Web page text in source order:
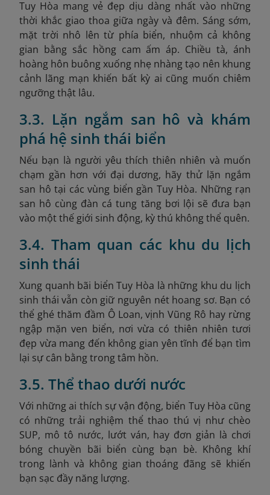
Tuy Hòa mang vẻ đẹp dịu dàng nhất vào những
thời khắc giao thoa giữa ngày và đêm. Sáng sớm,
mặt trời nhô lên từ phía biển, nhuộm cả không
gian bằng sắc hồng cam ấm áp. Chiều tà, ánh
hoàng hôn buông xuống nhẹ nhàng tạo nên khung
cảnh lãng mạn khiến bất kỳ ai cũng muốn chiêm
ngưỡng thật lâu.
3.3. Lặn ngắm san hô và khám
phá hệ sinh thái biển
Nếu bạn là người yêu thích thiên nhiên và muốn
chạm gần hơn với đại dương, hãy thử lặn ngắm
san hô tại các vùng biển gần Tuy Hòa. Những rạn
san hô cùng đàn cá tung tăng bơi lội sẽ đưa bạn
vào một thế giới sinh động, kỳ thú không thể quên.
3.4. Tham quan các khu du lịch
sinh thái
Xung quanh bãi biển Tuy Hòa là những khu du lịch
sinh thái vẫn còn giữ nguyên nét hoang sơ. Bạn có
thể ghé thăm đầm Ô Loan, vịnh Vũng Rô hay rừng
ngập mặn ven biển, nơi vừa có thiên nhiên tươi
đẹp vừa mang đến không gian yên tĩnh để bạn tìm
lại sự cân bằng trong tâm hồn.
3.5. Thể thao dưới nước
Với những ai thích sự vận động, biển Tuy Hòa cũng
có những trải nghiệm thể thao thú vị như chèo
SUP, mô tô nước, lướt ván, hay đơn giản là chơi
bóng chuyền bãi biển cùng bạn bè. Không khí
trong lành và không gian thoáng đãng sẽ khiến
bạn sạc đầy năng lượng.